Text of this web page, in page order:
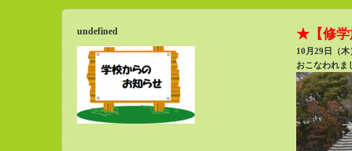
undefined ★【修学
10月29日（
おこなわれま